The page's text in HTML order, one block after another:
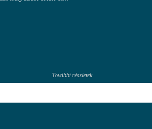
További részletek